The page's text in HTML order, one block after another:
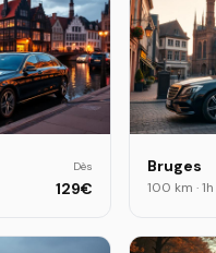
Dès
129€
Bruges
100 km ·1h